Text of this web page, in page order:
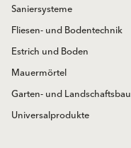
Saniersysteme
Fliesen- und Bodentechnik
Estrich und Boden
Mauermörtel
Garten- und Landschaftsbau
Universalprodukte